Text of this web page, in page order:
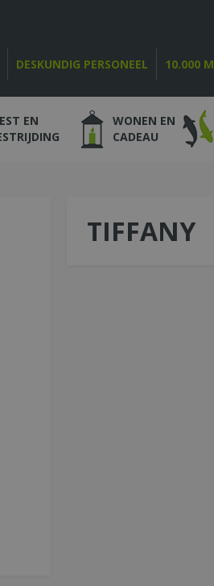
DESKUNDIG PERSONEEL 10.000 M
EN
WONEN EN
CADEAU
TIFFANY